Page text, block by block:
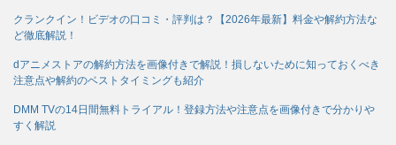
クランクイン！ビデオの口コミ・評判は？【2026年最新】料金や解約方法な
ど徹底解説！
dアニメストアの解約方法を画像付きで解説！損しないために知っておくべき
注意点や解約のベストタイミングも紹介
DMM TVの14日間無料トライアル！登録方法や注意点を画像付きで分かりや
すく解説